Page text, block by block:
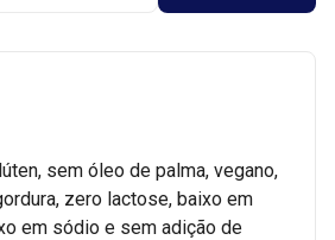
sem óleo de palma, vegano,
zero lactose, baixo em
em sódio e sem adição de